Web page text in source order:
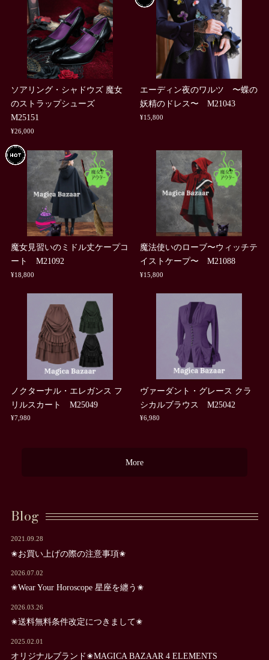
ソアリング・シャドウズ 魔女
のストラップシューズ
M25151
¥26,000
エーディン夜のワルツ 〜蝶の
妖精のドレス〜 M21043
¥15,800
魔女見習いのミドル丈ケープコ
ート M21092
¥18,800
魔法使いのローブ〜ウィッチテ
イストケープ〜 M21088
¥15,800
ノクターナル・エレガンス フ
リルスカート M25049
¥7,980
ヴァーダント・グレース クラ
シカルブラウス M25042
¥6,980
More
Blog
2021.09.28
✬お買い上げの際の注意事項✬
2026.07.02
✬Wear Your Horoscope 星座を纏う✬
2026.03.26
✬送料無料条件改定につきまして✬
2025.02.01
オリジナルブランド✬MAGICA BAZAAR 4 ELEMENTS